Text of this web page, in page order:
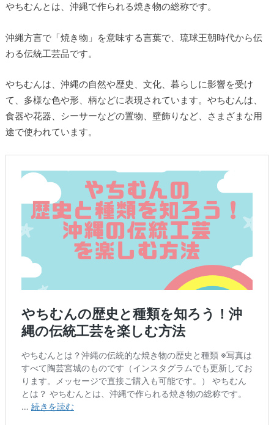
やちむんとは、沖縄で作られる焼き物の総称です。
沖縄方言で「焼き物」を意味する言葉で、琉球王朝時代から伝
わる伝統工芸品です。
やちむんは、沖縄の自然や歴史、文化、暮らしに影響を受け
て、多様な色や形、柄などに表現されています。やちむんは、
食器や花器、シーサーなどの置物、壁飾りなど、さまざまな用
途で使われています。